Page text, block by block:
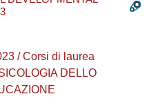
/ Corsi di laurea
DELLO